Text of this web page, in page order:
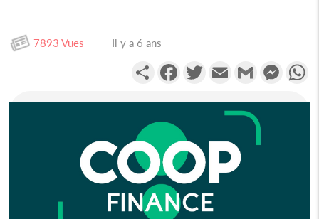
7893 Vues Il y a 6 ans
PartagerFacebookTwitterEmail Gmail